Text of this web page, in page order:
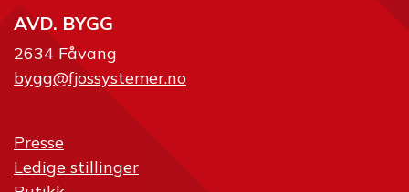
AVD. BYGG
2634 Fåvang
bygg@fjossystemer.no
Presse
Ledige stillinger